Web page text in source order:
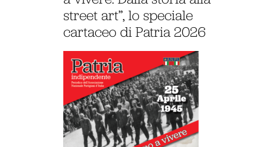
street art”, lo speciale
cartaceo di Patria 2026